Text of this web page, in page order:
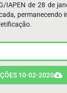
IAPEN de 28 de
permanecendo
10-02-2020